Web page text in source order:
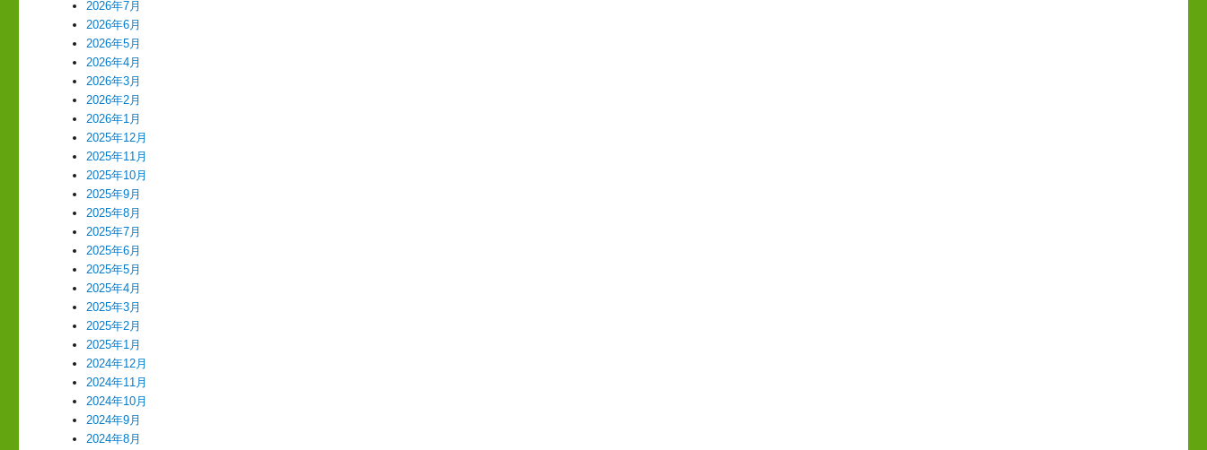
2026年7月
2026年6月
2026年5月
2026年4月
2026年3月
2026年2月
2026年1月
2025年12月
2025年11月
2025年10月
2025年9月
2025年8月
2025年7月
2025年6月
2025年5月
2025年4月
2025年3月
2025年2月
2025年1月
2024年12月
2024年11月
2024年10月
2024年9月
2024年8月